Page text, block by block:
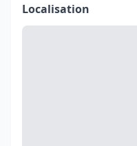
Localisation